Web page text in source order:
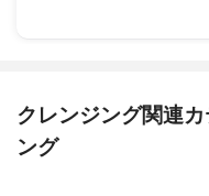
クレンジング関連
ング